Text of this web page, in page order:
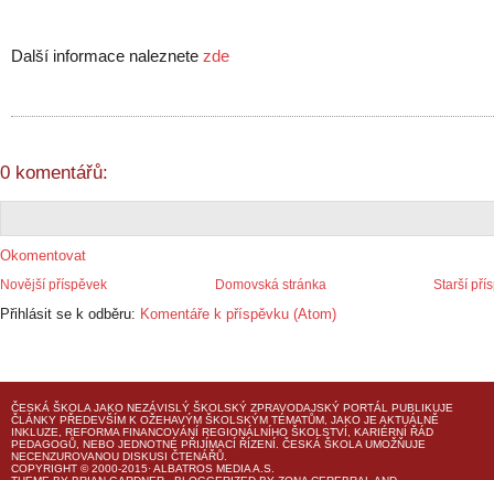
Další informace naleznete zde
0 komentářů:
Okomentovat
Novější příspěvek Starší
Domovská stránka
Přihlásit se k odběru: Komentáře k příspěvku (Atom)
ČESKÁ ŠKOLA JAKO NEZÁVISLÝ ŠKOLSKÝ ZPRAVODAJSKÝ PORTÁL PUBLIKUJE
ČLÁNKY PŘEDEVŠÍM K OŽEHAVÝM ŠKOLSKÝM TÉMATŮM, JAKO JE AKTUÁLNĚ
INKLUZE, REFORMA FINANCOVÁNÍ REGIONÁLNÍHO ŠKOLSTVÍ, KARIÉRNÍ ŘÁD
PEDAGOGŮ, NEBO JEDNOTNÉ PŘIJÍMACÍ ŘÍZENÍ. ČESKÁ ŠKOLA UMOŽŇUJE
NECENZUROVANOU DISKUSI ČTENÁŘŮ.
COPYRIGHT © 2000-2015· ALBATROS MEDIA A.S.